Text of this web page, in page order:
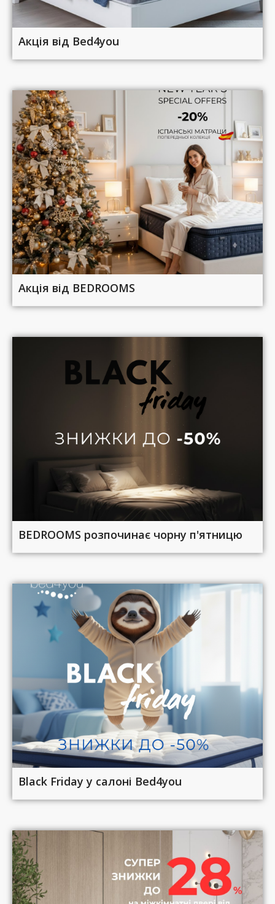
Акція від Bed4you
Акція від BEDROOMS
BEDROOMS розпочинає чорну п'ятницю
Black Friday у салоні Bed4you